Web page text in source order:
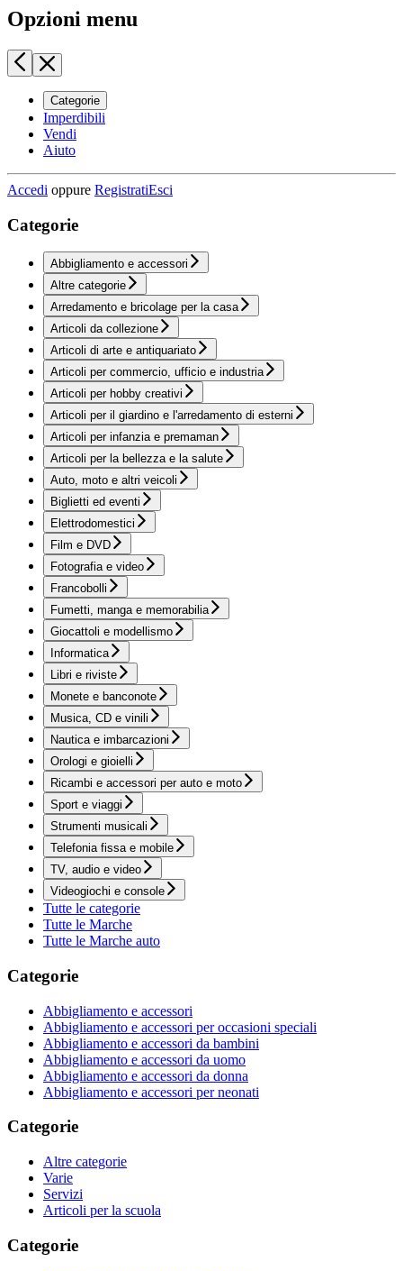
Opzioni menu
Categorie
Imperdibili
Vendi
Aiuto
Accedi oppure RegistratiEsci
Categorie
Abbigliamento e accessori
Altre categorie
Arredamento e bricolage per la casa
Articoli da collezione
Articoli di arte e antiquariato
Articoli per commercio, ufficio e industria
Articoli per hobby creativi
Articoli per il giardino e l'arredamento di esterni
Articoli per infanzia e premaman
Articoli per la bellezza e la salute
Auto, moto e altri veicoli
Biglietti ed eventi
Elettrodomestici
Film e DVD
Fotografia e video
Francobolli
Fumetti, manga e memorabilia
Giocattoli e modellismo
Informatica
Libri e riviste
Monete e banconote
Musica, CD e vinili
Nautica e imbarcazioni
Orologi e gioielli
Ricambi e accessori per auto e moto
Sport e viaggi
Strumenti musicali
Telefonia fissa e mobile
TV, audio e video
Videogiochi e console
Tutte le categorie
Tutte le Marche
Tutte le Marche auto
Categorie
Abbigliamento e accessori
Abbigliamento e accessori per occasioni speciali
Abbigliamento e accessori da bambini
Abbigliamento e accessori da uomo
Abbigliamento e accessori da donna
Abbigliamento e accessori per neonati
Categorie
Altre categorie
Varie
Servizi
Articoli per la scuola
Categorie